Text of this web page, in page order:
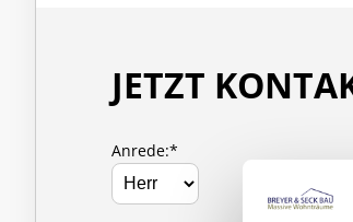
JETZT
Anrede:*